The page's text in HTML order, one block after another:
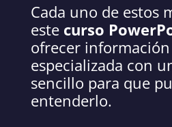
Cada uno de estos
este curso
ofrecer
especializada con
sencillo para que
entenderlo.